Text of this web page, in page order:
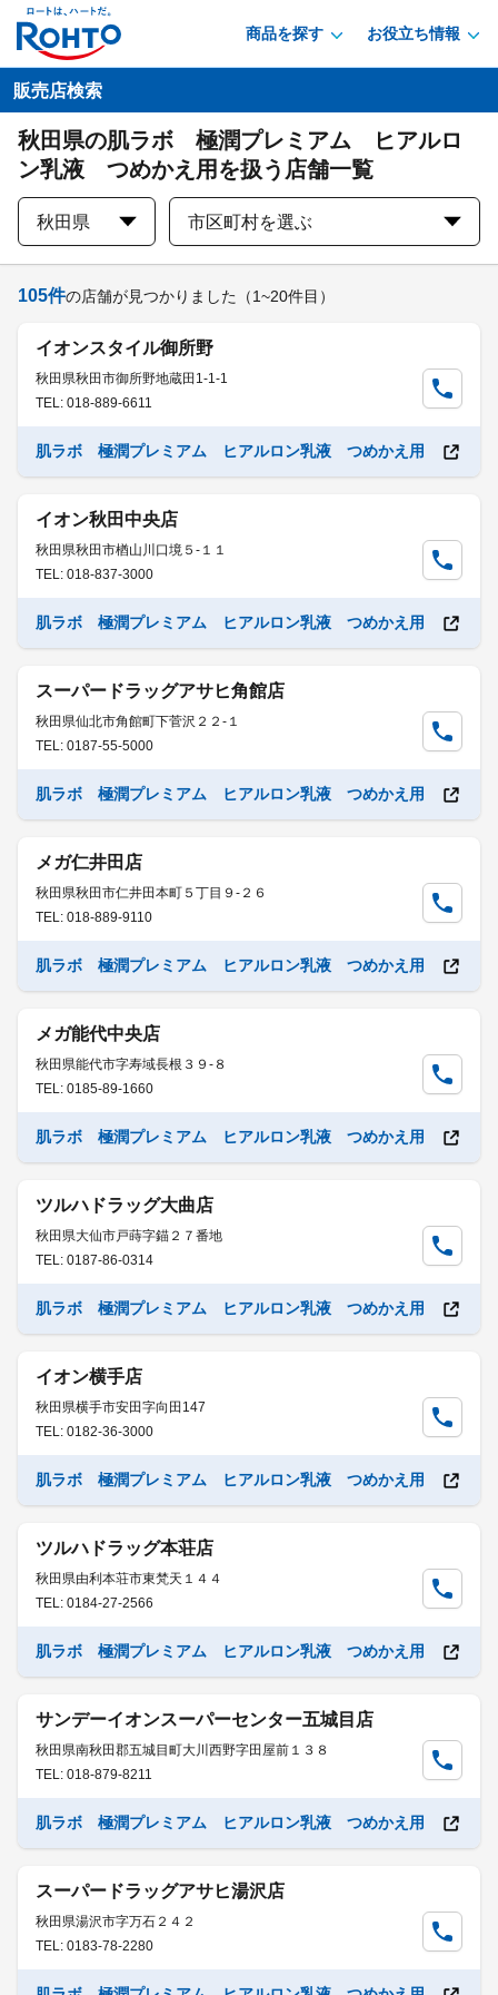
商品を探す お役立ち情報
販売店検索
秋田県の肌ラボ 極潤プレミアム ヒアルロ
ン乳液 つめかえ用を扱う店舗一覧
秋田県 市区町村を選ぶ
105件の店舗が見つかりました （1~20件目）
イオンスタイル御所野
秋田県秋田市御所野地蔵田1-1-1
TEL: 018-889-6611
肌ラボ 極潤プレミアム ヒアルロン乳液 つめかえ用
イオン秋田中央店
秋田県秋田市楢山川口境５-１１
TEL: 018-837-3000
肌ラボ 極潤プレミアム ヒアルロン乳液 つめかえ用
スーパードラッグアサヒ角館店
秋田県仙北市角館町下菅沢２２-１
TEL: 0187-55-5000
肌ラボ 極潤プレミアム ヒアルロン乳液 つめかえ用
メガ仁井田店
秋田県秋田市仁井田本町５丁目９-２６
TEL: 018-889-9110
肌ラボ 極潤プレミアム ヒアルロン乳液 つめかえ用
メガ能代中央店
秋田県能代市字寿域長根３９-８
TEL: 0185-89-1660
肌ラボ 極潤プレミアム ヒアルロン乳液 つめかえ用
ツルハドラッグ大曲店
秋田県大仙市戸蒔字錨２７番地
TEL: 0187-86-0314
肌ラボ 極潤プレミアム ヒアルロン乳液 つめかえ用
イオン横手店
秋田県横手市安田字向田147
TEL: 0182-36-3000
肌ラボ 極潤プレミアム ヒアルロン乳液 つめかえ用
ツルハドラッグ本荘店
秋田県由利本荘市東梵天１４４
TEL: 0184-27-2566
肌ラボ 極潤プレミアム ヒアルロン乳液 つめかえ用
サンデーイオンスーパーセンター五城目店
秋田県南秋田郡五城目町大川西野字田屋前１３８
TEL: 018-879-8211
肌ラボ 極潤プレミアム ヒアルロン乳液 つめかえ用
スーパードラッグアサヒ湯沢店
秋田県湯沢市字万石２４２
TEL: 0183-78-2280